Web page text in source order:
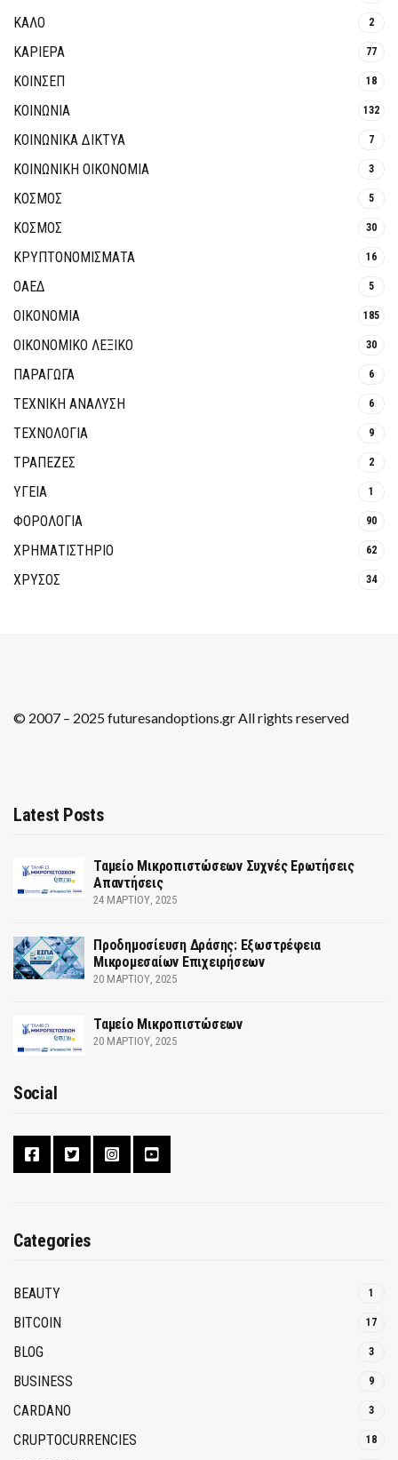
ΚΑΛΟ
2
ΚΑΡΙΕΡΑ 77
ΚΟΙΝΣΕΠ 18
ΚΟΙΝΩΝΙΑ 132
ΚΟΙΝΩΝΙΚΆ ΔΊΚΤΥΑ 7
ΚΟΙΝΩΝΙΚΉ ΟΙΚΟΝΟΜΊΑ 3
ΚΟΣΜΟΣ 5
ΚΟΣΜΟΣ 30
ΚΡΥΠΤΟΝΟΜΊΣΜΑΤΑ 16
ΟΑΕΔ 5
ΟΙΚΟΝΟΜΙΑ 185
ΟΙΚΟΝΟΜΙΚΟ ΛΕΞΙΚΟ 30
ΠΑΡΑΓΩΓΑ 6
ΤΕΧΝΙΚΗ ΑΝΑΛΥΣΗ 6
ΤΕΧΝΟΛΟΓΙΑ 9
ΤΡΆΠΕΖΕΣ 2
ΥΓΕΙΑ 1
ΦΟΡΟΛΟΓΙΑ 90
ΧΡΗΜΑΤΙΣΤΗΡΙΟ 62
ΧΡΥΣΟΣ 34
© 2007 – 2025 futuresandoptions.gr All rights reserved
Latest Posts
Ταμείο Μικροπιστώσεων Συχνές Ερωτήσεις
Απαντήσεις
24 ΜΑΡΤΊΟΥ, 2025
Προδημοσίευση Δράσης: Εξωστρέφεια
Μικρομεσαίων Επιχειρήσεων
20 ΜΑΡΤΊΟΥ, 2025
Ταμείο Μικροπιστώσεων
20 ΜΑΡΤΊΟΥ, 2025
Social
Categories
BEAUTY 1
BITCOIN 17
BLOG 3
BUSINESS 9
CARDANO 3
CRUPTOCURRENCIES 18